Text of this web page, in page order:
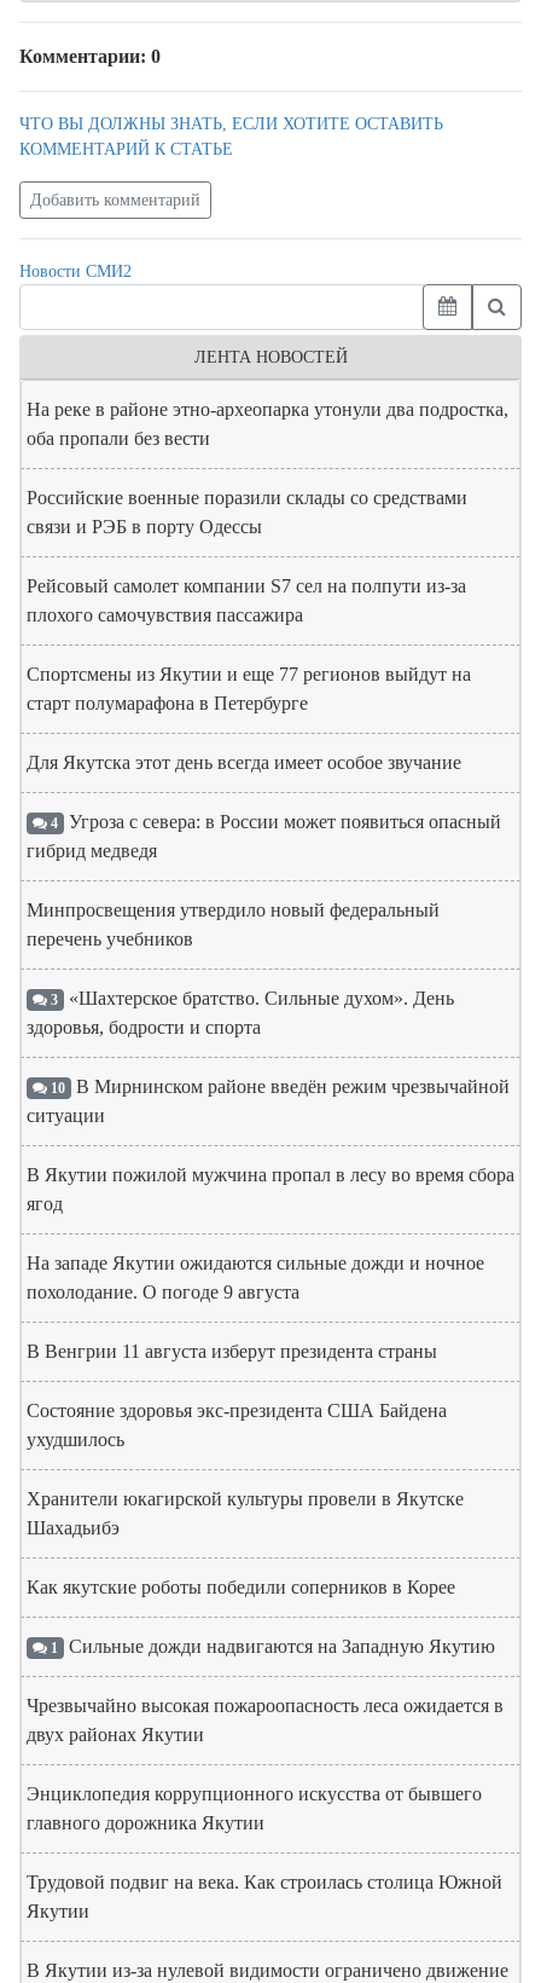
Комментарии: 0
ЧТО ВЫ ДОЛЖНЫ ЗНАТЬ, ЕСЛИ ХОТИТЕ ОСТАВИТЬ
КОММЕНТАРИЙ К СТАТЬЕ
Добавить комментарий
Новости СМИ2
ЛЕНТА НОВОСТЕЙ
На реке в районе этно-археопарка утонули два подростка,
оба пропали без вести
Российские военные поразили склады со средствами
связи и РЭБ в порту Одессы
Рейсовый самолет компании S7 сел на полпути из-за
плохого самочувствия пассажира
Спортсмены из Якутии и еще 77 регионов выйдут на
старт полумарафона в Петербурге
Для Якутска этот день всегда имеет особое звучание
4 Угроза с севера: в России может появиться опасный
гибрид медведя
Минпросвещения утвердило новый федеральный
перечень учебников
3 «Шахтерское братство. Сильные духом». День
здоровья, бодрости и спорта
10 В Мирнинском районе введён режим чрезвычайной
ситуации
В Якутии пожилой мужчина пропал в лесу во время сбора
ягод
На западе Якутии ожидаются сильные дожди и ночное
похолодание. О погоде 9 августа
В Венгрии 11 августа изберут президента страны
Состояние здоровья экс-президента США Байдена
ухудшилось
Хранители юкагирской культуры провели в Якутске
Шахадьибэ
Как якутские роботы победили соперников в Корее
1 Сильные дожди надвигаются на Западную Якутию
Чрезвычайно высокая пожароопасность леса ожидается в
двух районах Якутии
Энциклопедия коррупционного искусства от бывшего
главного дорожника Якутии
Трудовой подвиг на века. Как строилась столица Южной
Якутии
В Якутии из-за нулевой видимости ограничено движение